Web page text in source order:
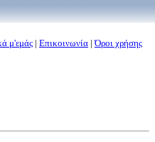
μ'εμάς | Επικοινωνία |Όροι χρήσης